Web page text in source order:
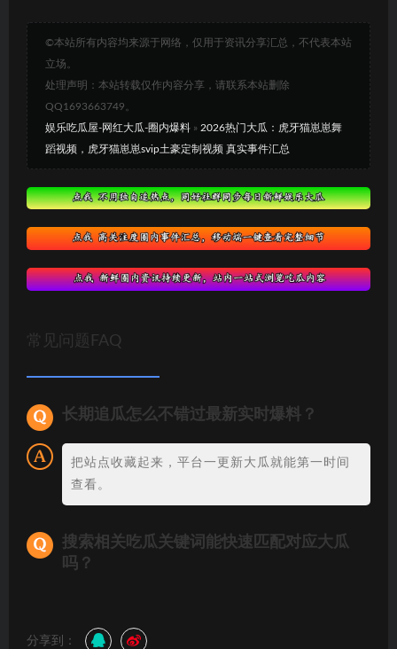
©本站所有内容均来源于网络，仅用于资讯分享汇总，不代表本站
立场。
处理声明：本站转载仅作内容分享，请联系本站删除
QQ1693663749。
娱乐吃瓜屋-网红大瓜-圈内爆料 » 2026热门大瓜：虎牙猫崽崽舞
蹈视频，虎牙猫崽崽svip土豪定制视频 真实事件汇总
常见问题FAQ
长期追瓜怎么不错过最新实时爆料？
把站点收藏起来，平台一更新大瓜就能第一时间
查看。
搜索相关吃瓜关键词能快速匹配对应大瓜
吗？
分享到：